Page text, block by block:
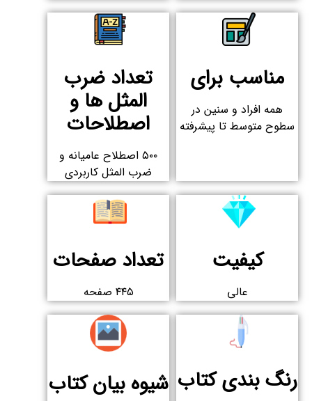
مناسب برای​
همه افراد و سنین در
سطوح متوسط تا پیشرفته
تعداد ضرب
المثل ها و
اصطلاحات
۵۰۰ اصطلاح عامیانه و
ضرب المثل کاربردی
کیفیت
عالی
تعداد صفحات
۴۴۵ صفحه
رنگ بندی کتاب شیوه بیان کتاب